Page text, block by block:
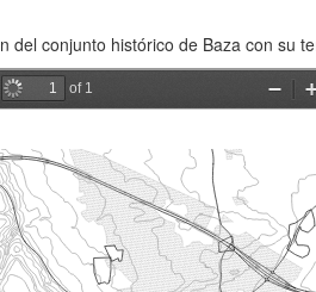
del conjunto histórico de Baza con su